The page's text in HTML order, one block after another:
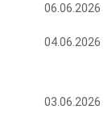
06.06.2026
04.06.2026
03.06.2026